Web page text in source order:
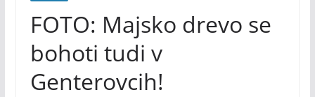
FOTO: Majsko drevo se
bohoti tudi v
Genterovcih!